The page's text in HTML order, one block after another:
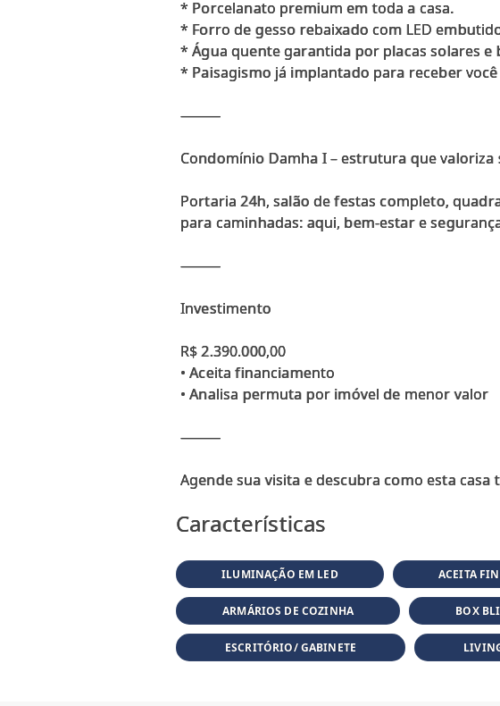
* Porcelanato premium em toda a casa.
* Forro de gesso rebaixado com LED
* Água quente garantida por placas solares e
* Paisagismo já implantado para receber
⸻
Condomínio Damha I – estrutura que valoriza
Portaria 24h, salão de festas completo,
para caminhadas: aqui, bem-estar e
⸻
Investimento
R$ 2.390.000,00
• Aceita financiamento
• Analisa permuta por imóvel de menor valor
⸻
Características
ILUMINAÇÃO EM LED ACEITA
ARMÁRIOS DE COZINHA BOX
ESCRITÓRIO/ GABINETE